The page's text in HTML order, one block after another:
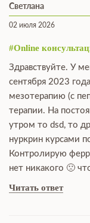
Светлана
02 июля 2026
#Online
Здравствуйте. У
сентября 2023
мезотерапию (с
терапии. На
утром то dsd, то
нуркрин курсами
Контролирую
нет никакого 🙁
Читать ответ